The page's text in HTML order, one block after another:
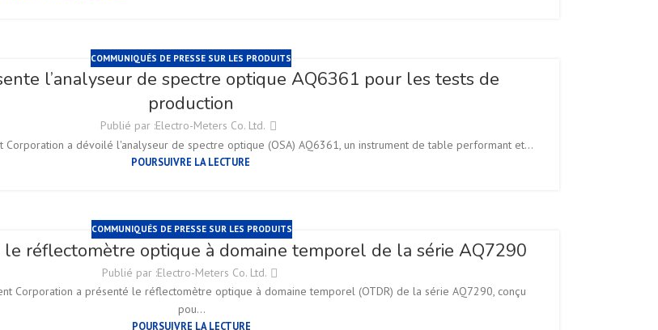
COMMUNIQUÉS DE PRESSE SUR LES PRODUITS
l’analyseur de spectre optique AQ6361 pour les tests de
production
Publié par :Electro-Meters Co. Ltd.
Corporation a dévoilé l'analyseur de spectre optique (OSA) AQ6361, un instrument de table performant et...
POURSUIVRE LA LECTURE
COMMUNIQUÉS DE PRESSE SUR LES PRODUITS
le réflectomètre optique à domaine temporel de la série AQ7290
Publié par :Electro-Meters Co. Ltd.
Corporation a présenté le réflectomètre optique à domaine temporel (OTDR) de la série AQ7290, conçu
pou...
POURSUIVRE LA LECTURE